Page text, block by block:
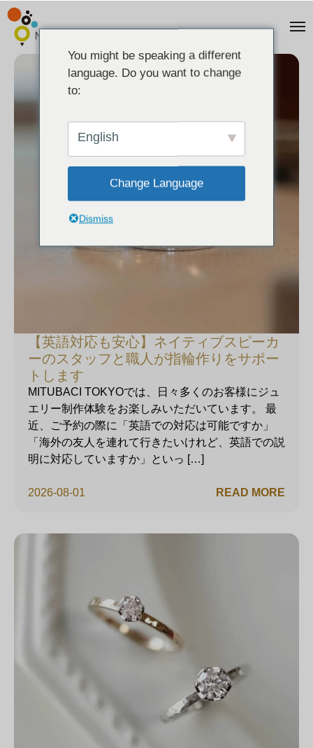
【英語対応も安心】ネイティブスピーカ
ーのスタッフと職人が指輪作りをサポー
トします
2026-08-01
MITUBACI TOKYOでは、日々多くのお客様にジュ
エリー制作体験をお楽しみいただいています。 最
近、ご予約の際に「英語での対応は可能ですか」
「海外の友人を連れて行きたいけれど、英語での説
明に対応していますか」といっ […]
READ MORE
You might be speaking a different
language. Do you want to change
to:
English
Change Language
Dismiss